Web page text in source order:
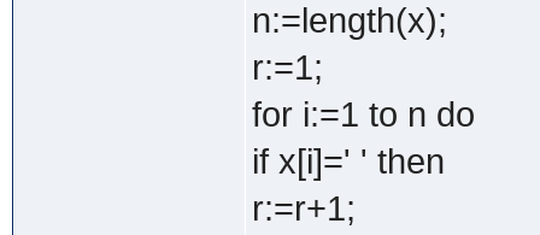
n:=length(x);
r:=1;
for i:=1 to n do
if x[i]=' ' then
r:=r+1;